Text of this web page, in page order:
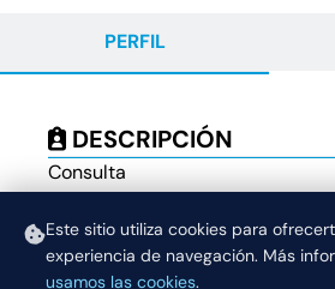
Este sitio utiliza cookies para
experiencia de navegación. Más
usamos las cookies.
PERFIL
DESCRIPCIÓN
Consulta
Citologia
Descarte VPH